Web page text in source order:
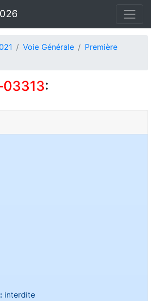
Voie Générale
Première
:
interdite